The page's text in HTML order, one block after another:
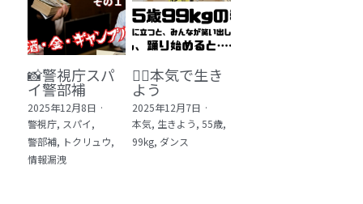
📸警視庁スパ
イ警部補
2025年12月8日 ·
警視庁, スパイ,
警部補, トクリュウ,
情報漏洩
❤️‍🔥本気で生き
よう
2025年12月7日 ·
本気, 生きよう, 55歳,
99kg, ダンス